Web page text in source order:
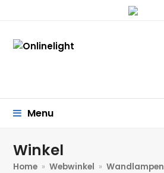
Menu
Winkel
Home » Webwinkel » Wandlampen